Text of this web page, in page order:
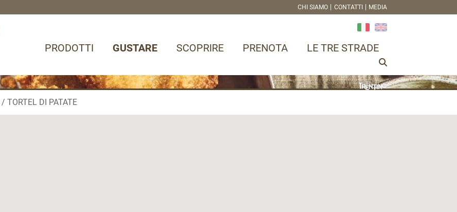
CHI SIAMO CONTATTI MEDIA
PRODOTTI GUSTARE SCOPRIRE PRENOTA LE TRE STRADE
TORTEL DI PATATE